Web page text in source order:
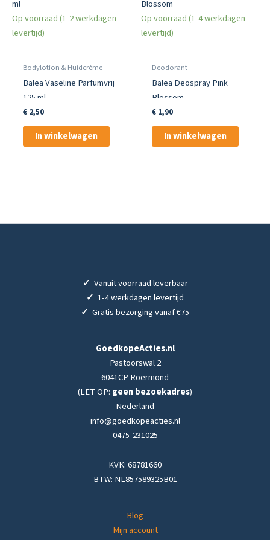
Op voorraad (1-2 werkdagen
levertijd)
Bodylotion & Huidcrème
Balea Vaseline Parfumvrij
125 ml
€2,50
In winkelwagen
Op voorraad (1-4 werkdagen
levertijd)
Deodorant
Balea Deospray Pink
Blossom
€1,90
In winkelwagen
✓ Vanuit voorraad leverbaar
✓ 1-4 werkdagen levertijd
✓ Gratis bezorging vanaf €75
GoedkopeActies.nl
Pastoorswal 2
6041CP Roermond
(LET OP: geen bezoekadres)
Nederland
info@goedkopeacties.nl
0475-231025
KVK: 68781660
BTW: NL857589325B01
Blog
Mijn account